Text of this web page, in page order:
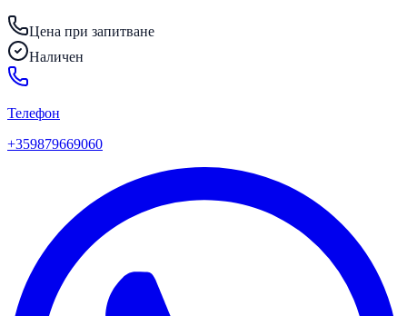
Цена при запитване
Наличен
Телефон
+359879669060